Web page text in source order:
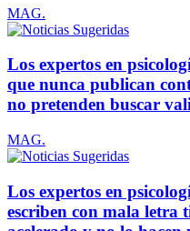
MAG.
Los expertos en
que nunca publican
no pretenden buscar
MAG.
Los expertos en
escriben con mala letra